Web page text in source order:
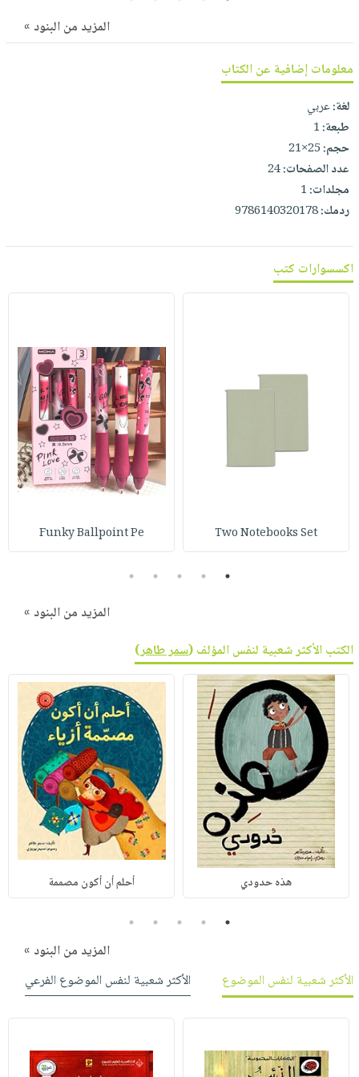
أسئلة
يتكرر
طرحها
خدمات
نيل
وفرات
انشر
كتابك
معنا
التسوق
نشرة
الإصدارات
المزيد من البنود »
معلومات إضافية عن الكتاب
لغة:عربي
طبعة:1
حجم:25×21
عدد الصفحات:24
مجلدات:1
ردمك:9786140320178
اكسسوارات كتب
Two Notebooks Set
Funky Ballpoint Pe
1
2
3
4
5
المزيد من البنود »
الكتب الأكثر شعبية لنفس المؤلف (سمر طاهر)
هذه حدودي أحلم أن أكون مصممة
1
2
3
4
5
المزيد من البنود »
الأكثر شعبية لنفس الموضوع
الأكثر شعبية لنفس الموضوع الفرعي